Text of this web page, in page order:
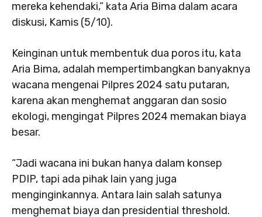
mereka kehendaki,” kata Aria Bima dalam acara
diskusi, Kamis (5/10).
Keinginan untuk membentuk dua poros itu, kata
Aria Bima, adalah mempertimbangkan banyaknya
wacana mengenai Pilpres 2024 satu putaran,
karena akan menghemat anggaran dan sosio
ekologi, mengingat Pilpres 2024 memakan biaya
besar.
“Jadi wacana ini bukan hanya dalam konsep
PDIP, tapi ada pihak lain yang juga
menginginkannya. Antara lain salah satunya
menghemat biaya dan presidential threshold.